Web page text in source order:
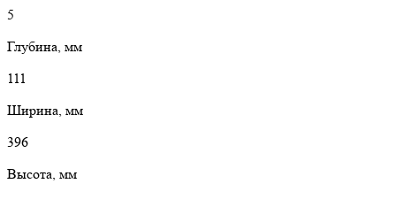
5
Глубина, мм
111
Ширина, мм
396
Высота, мм